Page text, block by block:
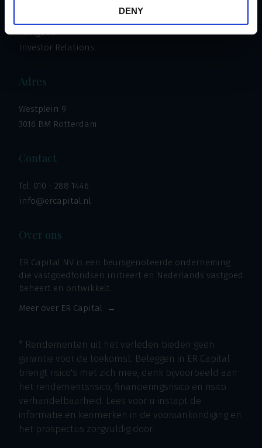
DENY
Vastgoed
Investor Relations
Adres
Westplein 9
3016 BM Rotterdam
Contact
Tel: 010 - 288 1446
info@ercapital.nl
Over ons
ER Capital NV is een beursgenoteerde onderneming
die vastgoedfondsen initieert en Nederlands vastgoed
beheert en ontwikkelt.
Meer over ER Capital
* Rendementen uit het verleden bieden geen
garantie voor de toekomst. Beleggen in ER Capital
brengt risico's met zich mee, denk bijvoorbeeld aan
het rendementsrisico, financieringsrisico en risico
verhandelbaarheid. Lees voor u instapt de
informatie en kenmerken in de vooraankondiging en
het prospectus zorgvuldig door.